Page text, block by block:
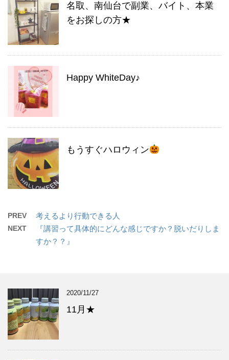
名取、南仙台で副業、バイト、本業
をお探しの方★
Happy WhiteDay♪
もうすぐハロウィン
PREV 考えるより行動できる人
NEXT
『講習って具体的にどんな感じですか？脱いだりしま
すか？？』
2020/11/27
11月★